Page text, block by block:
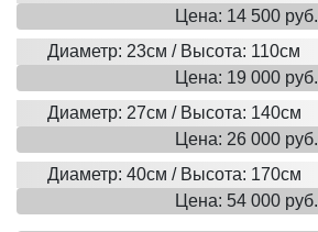
Цена: 14 500 руб.
Диаметр: 23см / Высота: 110см
Цена: 19 000 руб.
Диаметр: 27см / Высота: 140см
Цена: 26 000 руб.
Диаметр: 40см / Высота: 170см
Цена: 54 000 руб.